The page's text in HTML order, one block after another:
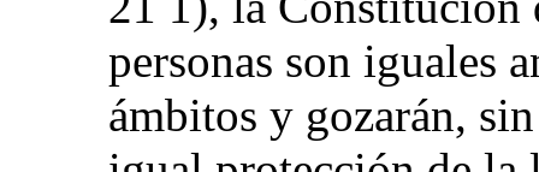
personas son iguales
ámbitos y gozarán,